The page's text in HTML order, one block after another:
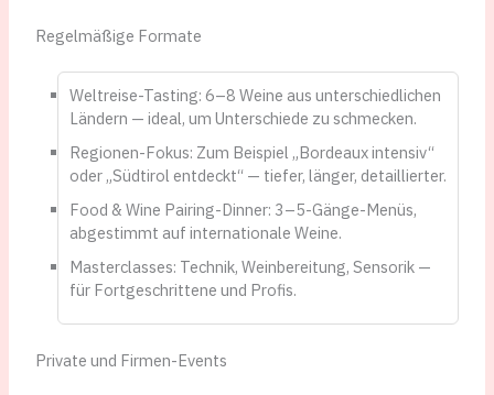
Regelmäßige Formate
Weltreise-Tasting: 6–8 Weine aus unterschiedlichen
Ländern — ideal, um Unterschiede zu schmecken.
Regionen-Fokus: Zum Beispiel „Bordeaux intensiv“
oder „Südtirol entdeckt“ — tiefer, länger, detaillierter.
Food & Wine Pairing-Dinner: 3–5-Gänge-Menüs,
abgestimmt auf internationale Weine.
Masterclasses: Technik, Weinbereitung, Sensorik —
für Fortgeschrittene und Profis.
Private und Firmen-Events